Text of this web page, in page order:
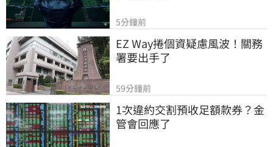
5分鐘前
EZ Way捲個資疑慮風波！關務
署要出手了
59分鐘前
1次違約交割預收足額款券？金
管會回應了